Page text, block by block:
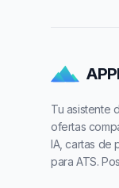
Tu asistente
ofertas
IA, cartas de
para ATS.